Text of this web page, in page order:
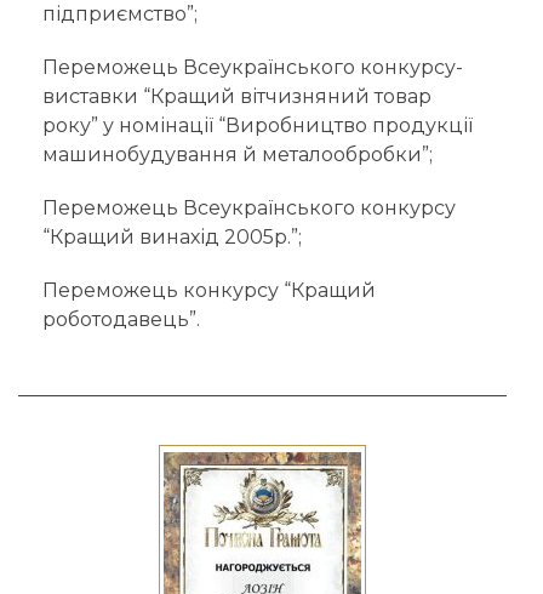
підприємство”;
Переможець Всеукраїнського конкурсу-
виставки “Кращий вітчизняний товар
року” у номінації “Виробництво продукції
машинобудування й металообробки”;
Переможець Всеукраїнського конкурсу
“Кращий винахід 2005р.”;
Переможець конкурсу “Кращий
роботодавець”.